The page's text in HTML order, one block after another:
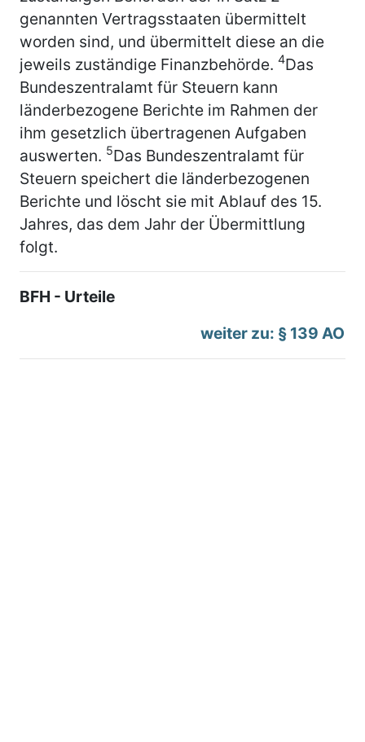
genannten Vertragsstaaten übermittelt
worden sind, und übermittelt diese an die
jeweils zuständige Finanzbehörde. 4Das
Bundeszentralamt für Steuern kann
länderbezogene Berichte im Rahmen der
ihm gesetzlich übertragenen Aufgaben
auswerten. 5Das Bundeszentralamt für
Steuern speichert die länderbezogenen
Berichte und löscht sie mit Ablauf des 15.
Jahres, das dem Jahr der Übermittlung
folgt.
BFH - Urteile
weiter zu: § 139 AO